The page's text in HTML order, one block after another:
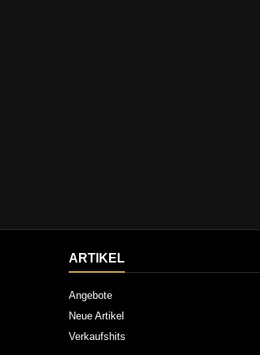
ARTIKEL
Angebote
Neue Artikel
Verkaufshits